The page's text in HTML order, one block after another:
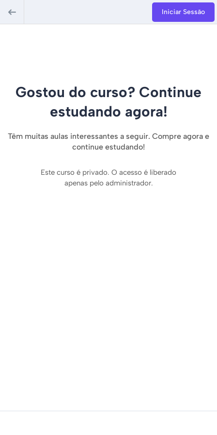
Iniciar Sessão
Gostou do curso? Continue
estudando agora!
Têm muitas aulas interessantes a seguir. Compre agora e
continue estudando!
Este curso é privado. O acesso é liberado
apenas pelo administrador.